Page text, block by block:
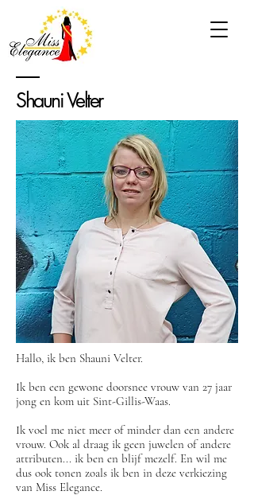
Shauni Velter
Hallo, ik ben Shauni Velter.
Ik ben een gewone doorsnee vrouw van 27 jaar
jong en kom uit Sint-Gillis-Waas.
Ik voel me niet meer of minder dan een andere
vrouw. Ook al draag ik geen juwelen of andere
attributen... ik ben en blijf mezelf. En wil me
dus ook tonen zoals ik ben in deze verkiezing
van Miss Elegance.